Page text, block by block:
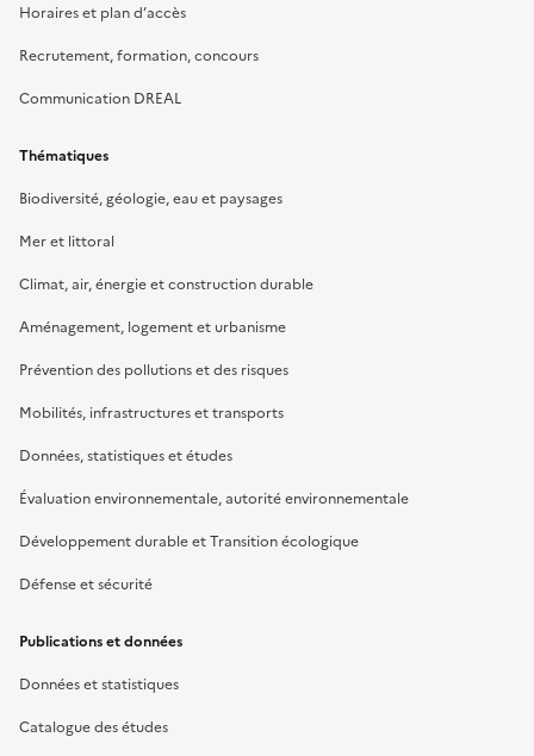
Horaires et plan d’accès
Recrutement, formation, concours
Communication DREAL
Thématiques
Biodiversité, géologie, eau et paysages
Mer et littoral
Climat, air, énergie et construction durable
Aménagement, logement et urbanisme
Prévention des pollutions et des risques
Mobilités, infrastructures et transports
Données, statistiques et études
Évaluation environnementale, autorité environnementale
Développement durable et Transition écologique
Défense et sécurité
Publications et données
Données et statistiques
Catalogue des études